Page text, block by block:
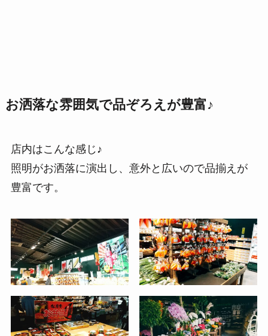
お洒落な雰囲気で品ぞろえが豊富♪
店内はこんな感じ♪
照明がお洒落に演出し、意外と広いので品揃えが
豊富です。